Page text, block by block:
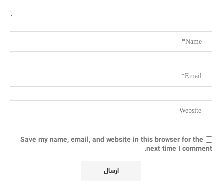
Save my name, email, and website in this browser for the
next time I comment.